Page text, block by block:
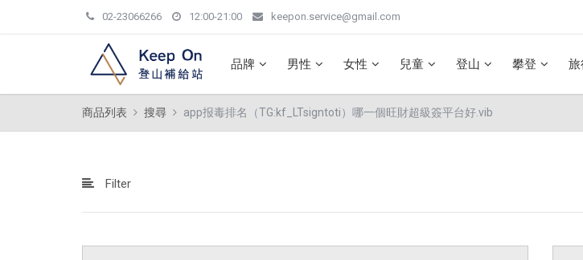
02-23066266 12:00-21:00 keepon.service@gmail.com
品牌 男性 女性 兒童 登山 攀登 旅
商品列表 搜尋 app报毒排名（TG:kf_LTsigntoti）哪一個旺財超級簽平台好.vib
Filter